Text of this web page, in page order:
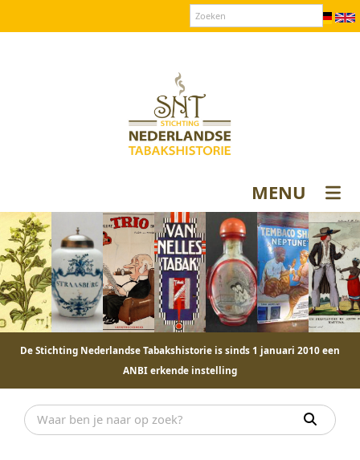
MENU
De Stichting Nederlandse Tabakshistorie is sinds 1 januari 2010 een
ANBI erkende instelling